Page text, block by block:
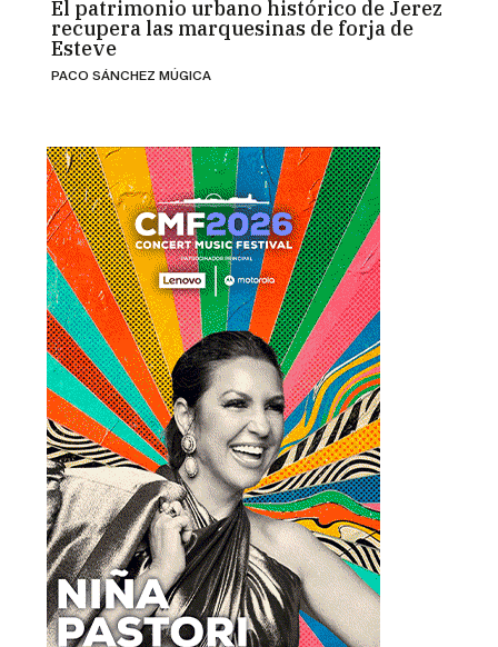
El patrimonio urbano histórico de Jerez
recupera las marquesinas de forja de
Esteve
PACO SÁNCHEZ MÚGICA